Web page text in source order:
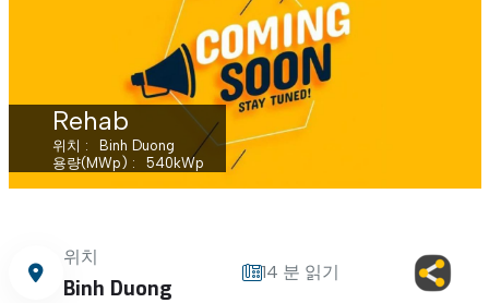
Rehab
위치
Binh Duong
용량(MWp)
540kWp
위치
Binh Duong
14 분 읽기